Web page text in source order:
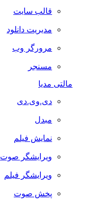
قالب سایت
مدیریت دانلود
مرورگر وب
مسنجر
مالتی مدیا
دی.وی.دی
مبدل
نمایش فیلم
ویرایشگر صوت
ویرایشگر فیلم
پخش صوت